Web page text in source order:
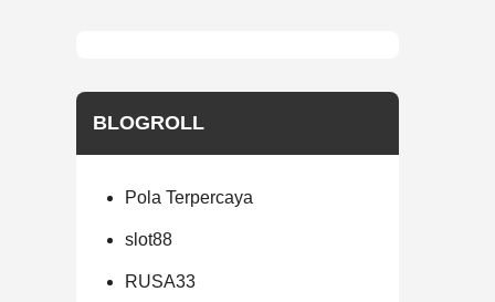
BLOGROLL
Pola Terpercaya
slot88
RUSA33